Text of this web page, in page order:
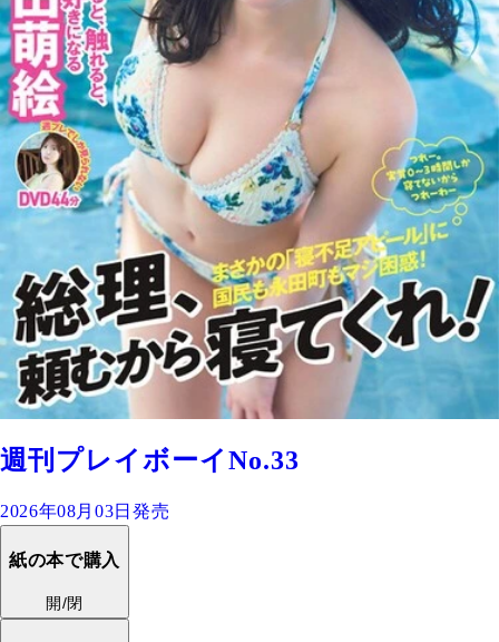
週刊プレイボーイNo.33
2026年08月03日発売
紙の本で購入
開/閉